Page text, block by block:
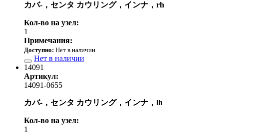
カバ-，センタ カウリング，インナ，rh
Кол-во на узел:
1
Примечания:
Доступно: Нет в наличии
Нет в наличии
14091
Артикул:
14091-0655
カバ-，センタ カウリング，インナ，lh
Кол-во на узел:
1